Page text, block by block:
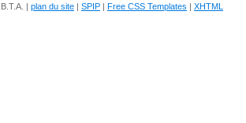
| plan du site | SPIP | Free CSS Templates | XHTML